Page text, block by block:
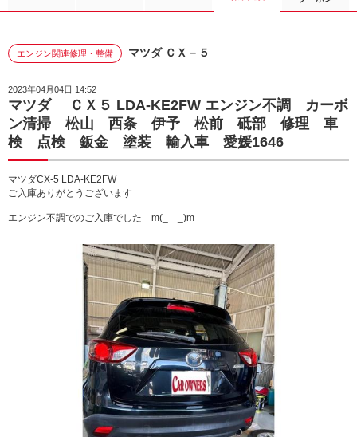
エンジン関連修理・整備 マツダ ＣＸ－５
2023年04月04日 14:52
マツダ ＣＸ５ LDA-KE2FW エンジン不調 カーボ
ン清掃 松山 西条 伊予 松前 砥部 修理 車
検 点検 鈑金 塗装 輸入車 愛媛1646
マツダCX-5 LDA-KE2FW
ご入庫ありがとうございます
エンジン不調でのご入庫でした m(_ _)m